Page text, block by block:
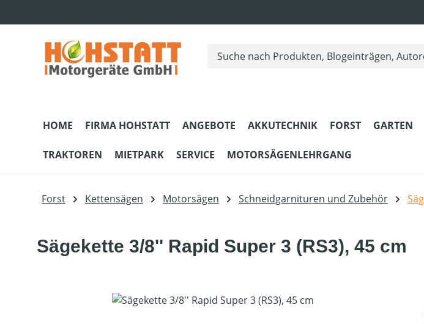
HOME FIRMA HOHSTATT ANGEBOTE AKKUTECHNIK FORST GARTEN
TRAKTOREN MIETPARK SERVICE MOTORSÄGENLEHRGANG
Forst Kettensägen Motorsägen Schneidgarnituren und Zubehör
Sägekette 3/8'' Rapid Super 3 (RS3), 45 cm
Bildergalerie überspringen